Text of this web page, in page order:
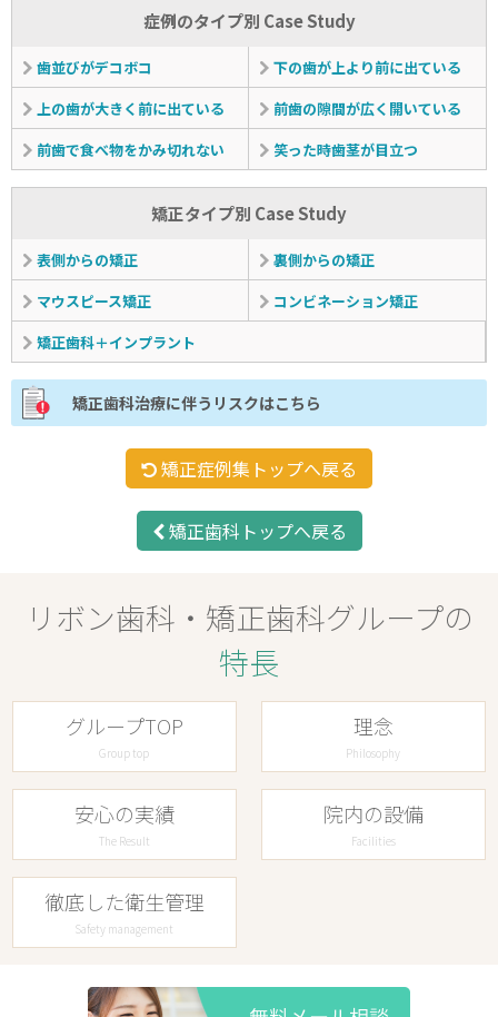
症例のタイプ別 Case Study
歯並びがデコボコ
下の歯が上より前に出ている
上の歯が大きく前に出ている
前歯の隙間が広く開いている
前歯で食べ物をかみ切れない
笑った時歯茎が目立つ
矯正タイプ別 Case Study
表側からの矯正
裏側からの矯正
マウスピース矯正
コンビネーション矯正
矯正歯科＋インプラント
矯正歯科治療に伴うリスクはこちら
矯正症例集トップへ戻る
矯正歯科トップへ戻る
リボン歯科・矯正歯科グループの
特長
グループTOP
Group top
理念
Philosophy
安心の実績
The Result
院内の設備
Facilities
徹底した衛生管理
Safety management